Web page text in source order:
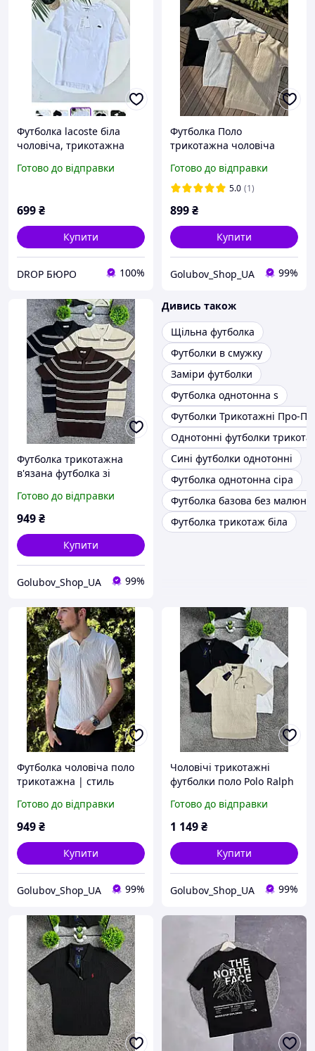
Футболка lacoste біла
чоловіча, трикотажна
футболка
Готово до відправки
699₴
Купити
DROP БЮРО 100%
Футболка Поло
трикотажна чоловіча
в'язана Напівзамок Поло
без бренду трикотаж
Готово до відправки
5.0 (1)
899₴
Купити
Golubov_Shop_UA 99%
Футболка трикотажна
в'язана футболка зі
спортивна футболка Поло
з коміром без брендова
Готово до відправки
949₴
Купити
Golubov_Shop_UA 99%
Дивись також
Щільна футболка
Футболки в смужку
Заміри футболки
Футболка однотонна s
Футболки Трикотажні Про-
Однотонні футболки
Сині футболки однотонні
Футболка однотонна сіра
Футболка базова без
Футболка трикотаж біла
Футболка чоловіча поло
трикотажна | стиль
чоловіче з коміром |
віскоза рубчик
Готово до відправки
949₴
Купити
Golubov_Shop_UA 99%
Чоловічі трикотажні
футболки поло Polo Ralph
Поло Ральф Лоурен з
віскози (чорний, білий,
Готово до відправки
1 149₴
Купити
Golubov_Shop_UA 99%